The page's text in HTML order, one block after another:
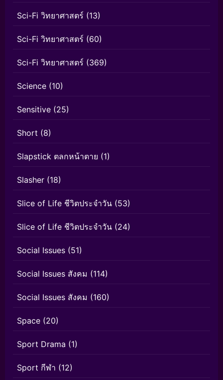
Sci-Fi วิทยาศาสตร์ (13)
Sci-Fi วิทยาศาสตร์ (60)
Sci-Fi วิทยาศาสตร์ (369)
Science (10)
Sensitive (25)
Short (8)
Slapstick ตลกหน้าตาย (1)
Slasher (18)
Slice of Life ชีวิตประจำวัน (53)
Slice of Life ชีวิตประจำวัน (24)
Social Issues (51)
Social Issues สังคม (114)
Social Issues สังคม (160)
Space (20)
Sport Drama (1)
Sport กีฬา (12)